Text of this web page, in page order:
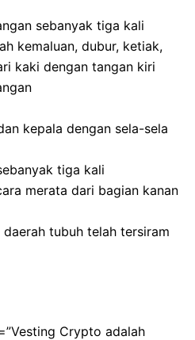
sebanyak tiga kali
kemaluan, dubur, ketiak,
kaki dengan tangan kiri
kepala dengan sela-sela
tiga kali
merata dari bagian kanan
tubuh telah tersiram
Crypto adalah